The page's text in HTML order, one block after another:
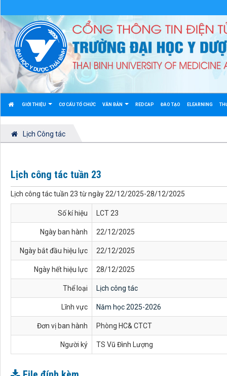
GIỚI THIỆU CƠ CẤU TỔ CHỨC VĂN BẢN REDCAP ĐÀO TẠO ELEARNING
Lịch Công tác
Lịch công tác tuần 23
Lịch công tác tuần 23 từ ngày 22/12/2025-28/12/2025
Số kí hiệu LCT 23
Ngày ban hành 22/12/2025
Ngày bắt đầu hiệu lực 22/12/2025
Ngày hết hiệu lực 28/12/2025
Thể loại Lịch công tác
Lĩnh vực Năm học 2025-2026
Đơn vị ban hành Phòng HC& CTCT
Người ký TS Vũ Đình Lượng